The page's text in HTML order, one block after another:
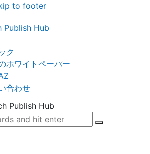
to footer
ク
ホワイトペーパー
合わせ